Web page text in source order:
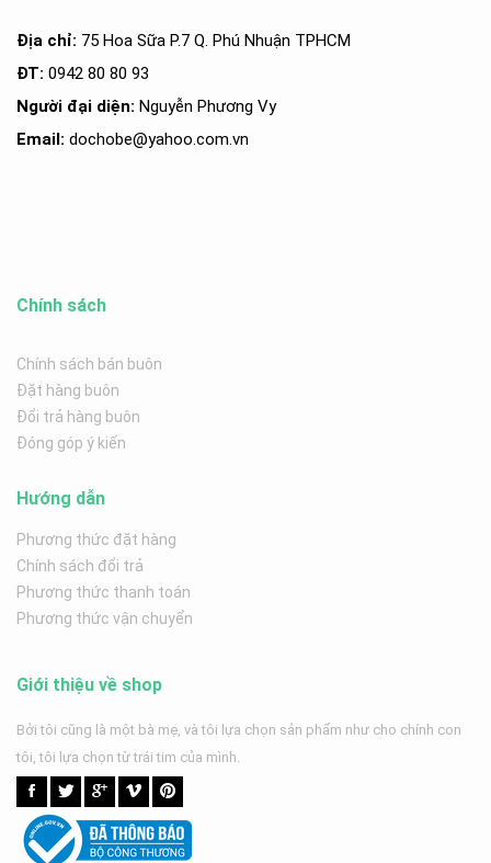
Địa chỉ: 75 Hoa Sữa P.7 Q. Phú Nhuận TPHCM
ĐT: 0942 80 80 93
Người đại diện: Nguyễn Phương Vy
Email: dochobe@yahoo.com.vn
Chính sách
Chính sách bán buôn
Đặt hàng buôn
Đổi trả hàng buôn
Đóng góp ý kiến
Hướng dẫn
Phương thức đặt hàng
Chính sách đổi trả
Phương thức thanh toán
Phương thức vận chuyển
Giới thiệu về shop
Bởi tôi cũng là một bà mẹ, và tôi lựa chọn sản phẩm như cho chính con
tôi, tôi lựa chọn từ trái tim của mình.